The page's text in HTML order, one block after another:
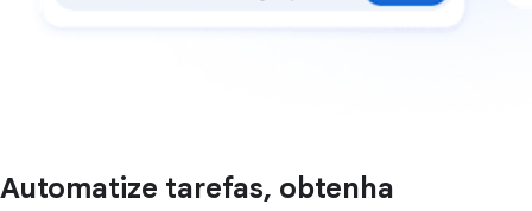
Automatize tarefas, obtenha